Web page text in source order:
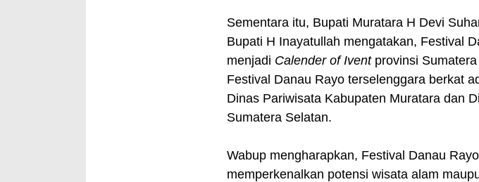
Sementara itu, Bupati Muratara H Devi
Bupati H Inayatullah mengatakan, Festival
menjadi Calender of Iventprovinsi Sumatera
Festival Danau Rayo terselenggara berkat
Dinas Pariwisata Kabupaten Muratara dan
Sumatera Selatan.
Wabup mengharapkan, Festival Danau
memperkenalkan potensi wisata alam